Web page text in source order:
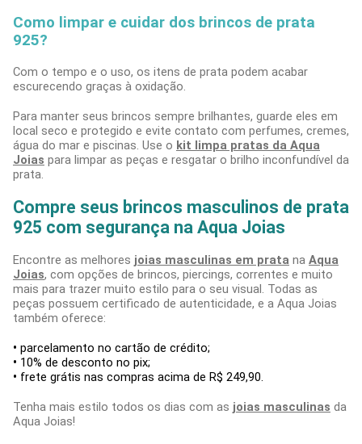
Como limpar e cuidar dos brincos de prata
925?
Com o tempo e o uso, os itens de prata podem acabar
escurecendo graças à oxidação.
Para manter seus brincos sempre brilhantes, guarde eles em
local seco e protegido e evite contato com perfumes, cremes,
água do mar e piscinas. Use o kit limpa pratas da Aqua
Joias para limpar as peças e resgatar o brilho inconfundível da
prata.
Compre seus brincos masculinos de prata
925 com segurança na Aqua Joias
Encontre as melhores joias masculinas em prata na Aqua
Joias, com opções de brincos, piercings, correntes e muito
mais para trazer muito estilo para o seu visual. Todas as
peças possuem certificado de autenticidade, e a Aqua Joias
também oferece:
• parcelamento no cartão de crédito;
• 10% de desconto no pix;
• frete grátis nas compras acima de R$ 249,90.
Tenha mais estilo todos os dias com as joias masculinas da
Aqua Joias!